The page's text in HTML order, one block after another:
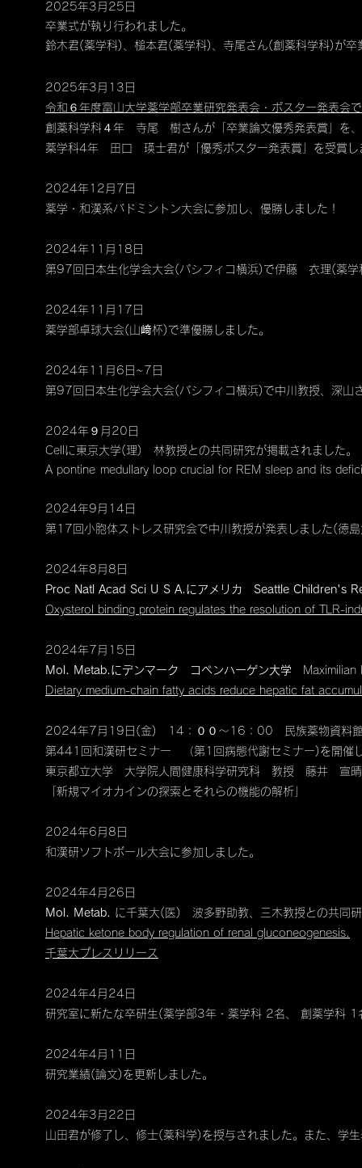
2025年3月25日
卒業式が執り行われました。
鈴木君(薬学科)、槌本君(薬学科)、寺尾さん(創薬科学科)が卒
2025年3 月13 日
令和６年度富山大学薬学部卒業研究発表会・ポスター発表会
創薬科学科４年 寺尾 樹さんが「卒業論文優秀発表賞」を、
薬学科4年 田口 瑛士君が「優秀ポスター発表賞」を受賞し
2024年12月7日
​薬学・和漢系バドミントン大会に参加し、優勝しました！
2024年11月18日
第97回日本生化学会大会(パシフィコ横浜)で伊藤 衣理(薬学
2024年11月17日
薬学部卓球大会(山﨑杯)で準優勝しました。
2024年11月6日~7日
第97回日本生化学会大会(パシフィコ横浜)で中川教授、深
2024年９月20日
Cellに東京大学(理) 林教授との共同研究が掲載されました。
​A pontine medullary loop crucial for REM sleep and its
2024年9月14日
第17回小胞体ストレス研究会で中川教授が発表しました(徳
2024年8月8日
Proc Natl Acad Sci U S A.にアメリカ Seattle Children's
Oxysterol binding protein regulates the resolution of TLR-
2024年7月15日
Mol. Metab.にデンマーク コペンハーゲン大学
Maximilian
Dietary medium-chain fatty acids reduce hepatic fat
2024年7月19日(金) 14：００～16：00 民族薬物資料館
第441回和漢研セミナー （第1回病態代謝セミナー)を開催
東京都立大学 大学院人間健康科学研究科 教授 藤井 宣晴
「新規マイオカインの探索とそれらの機能の解析」
2024年6月8日
和漢研ソフトボール大会に参加しました。
2024年4月26日
Mol. Metab. に​千葉大(医) 波多野助教、三木教授との共同
Hepatic ketone body regulation of renal gluconeogenesis.
​千葉大プレスリリース
2024年4 月24 日
研究室に新たな卒研生(薬学部3年・薬学科 2名、 創薬学科 1
2024年4 月11 日
研究業績(論文)を更新しました。
2024年3月22日
山田君が修了し、修士(薬科学)を授与されました。また、学